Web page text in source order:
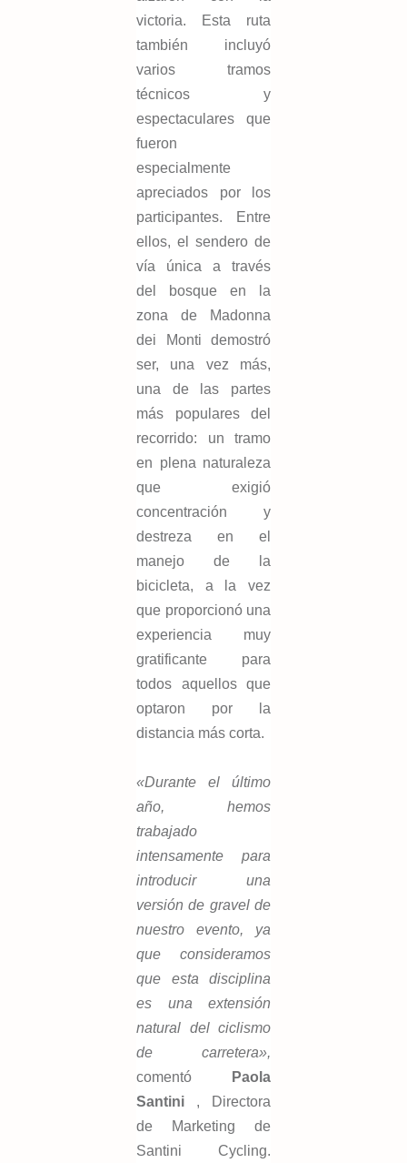
victoria. Esta ruta
también incluyó
varios tramos
técnicos y
espectaculares que
fueron
especialmente
apreciados por los
participantes. Entre
ellos, el sendero de
vía única a través
del bosque en la
zona de Madonna
dei Monti demostró
ser, una vez más,
una de las partes
más populares del
recorrido: un tramo
en plena naturaleza
que exigió
concentración y
destreza en el
manejo de la
bicicleta, a la vez
que proporcionó una
experiencia muy
gratificante para
todos aquellos que
optaron por la
distancia más corta.
«Durante el último
año, hemos
trabajado
intensamente para
introducir una
versión de gravel de
nuestro evento, ya
que consideramos
que esta disciplina
es una extensión
natural del ciclismo
de carretera»,
comentó
Paola
Santini , Directora
de Marketing de
Santini Cycling.